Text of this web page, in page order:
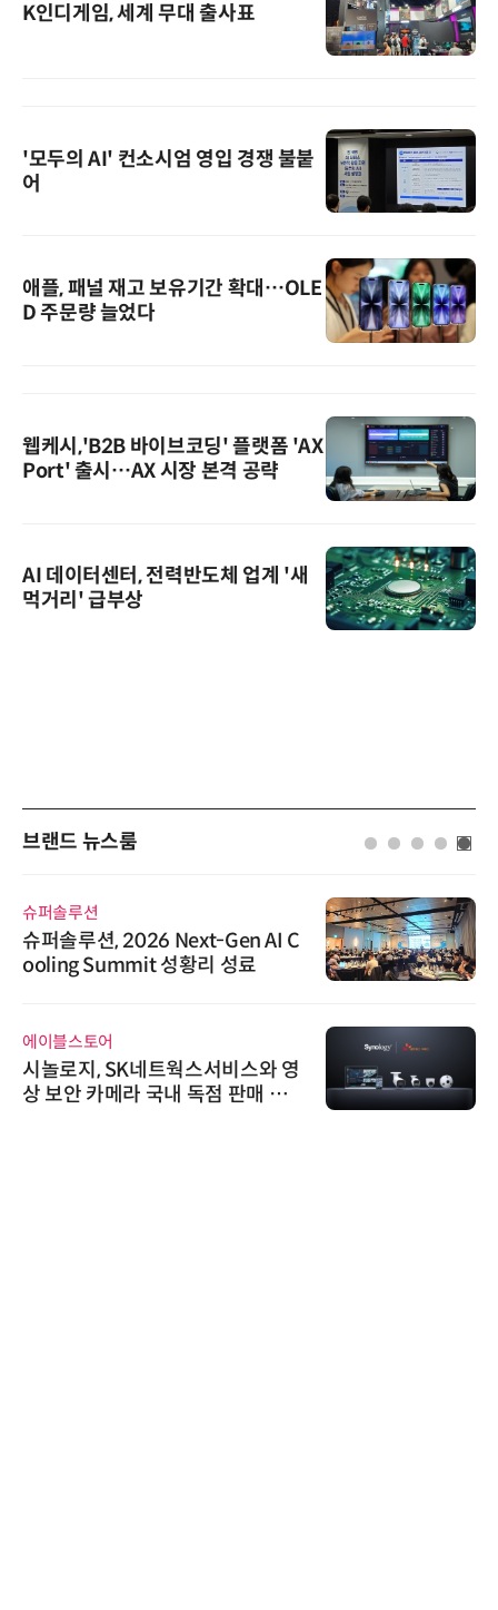
K인디게임, 세계 무대 출사표
'모두의 AI' 컨소시엄 영입 경쟁 불붙
어
애플, 패널 재고 보유기간 확대…OLE
D 주문량 늘었다
웹케시,'B2B 바이브코딩' 플랫폼 'AX
Port' 출시…AX 시장 본격 공략
AI 데이터센터, 전력반도체 업계 '새
먹거리' 급부상
브랜드 뉴스룸
슈퍼솔루션
슈퍼솔루션, 2026 Next-Gen AI C
ooling Summit 성황리 성료
에이블스토어
시놀로지, SK네트웍스서비스와 영
상 보안 카메라 국내 독점 판매 파